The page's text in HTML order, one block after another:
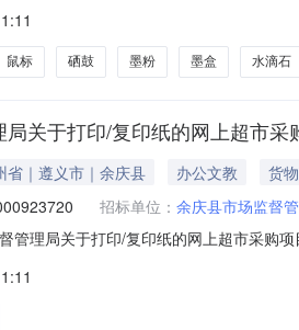
划编码:520329项目所在行政区划名称:
鼠标 硒鼓 墨粉 墨盒 水滴石
关于打印/复印纸的网上超市采
省｜遵义市｜余庆县 办公文教
货物
招标单位： 余庆县市场监督
管理局关于打印/复印纸的网上超市采购
行政区划编码:520329项目所在行政区